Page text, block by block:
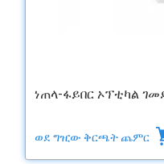
ነጠላ-ፋይበር ኦፕቲካል
ወደ ግዢው ቅርጫት ጨምር